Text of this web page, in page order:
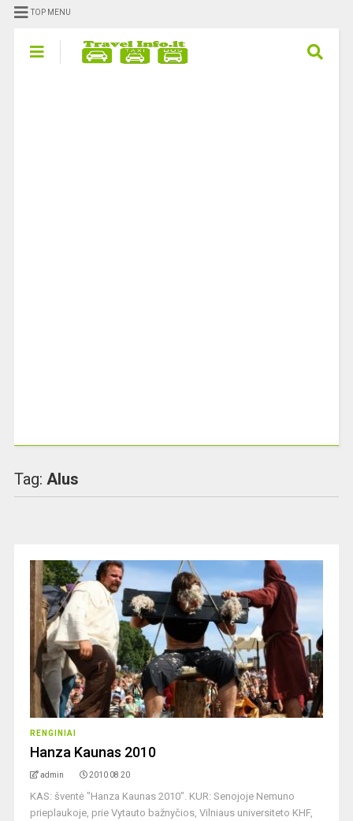
TOP MENU
Tag: Alus
RENGINIAI
Hanza Kaunas 2010
admin 2010 08 20
KAS: šventė "Hanza Kaunas 2010". KUR: Senojoje Nemuno
prieplaukoje, prie Vytauto bažnyčios, Vilniaus universiteto KHF,